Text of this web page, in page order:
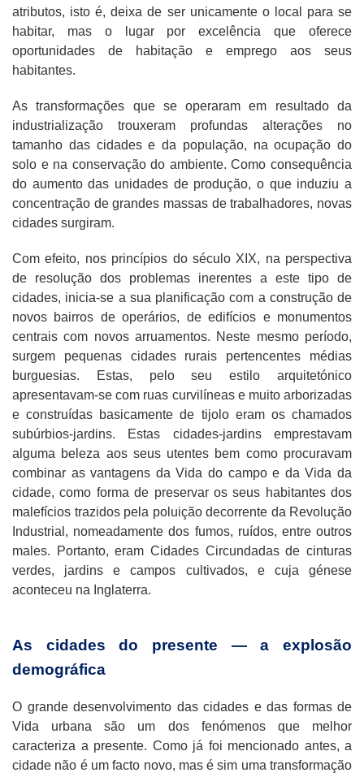
atributos, isto é, deixa de ser unicamente o local para se
habitar, mas o lugar por excelência que oferece
oportunidades de habitação e emprego aos seus
habitantes.
As transformações que se operaram em resultado da
industrialização trouxeram profundas alterações no
tamanho das cidades e da população, na ocupação do
solo e na conservação do ambiente. Como consequência
do aumento das unidades de produção, o que induziu a
concentração de grandes massas de trabalhadores, novas
cidades surgiram.
Com efeito, nos princípios do século XIX, na perspectiva
de resolução dos problemas inerentes a este tipo de
cidades, inicia-se a sua planificação com a construção de
novos bairros de operários, de edifícios e monumentos
centrais com novos arruamentos. Neste mesmo período,
surgem pequenas cidades rurais pertencentes médias
burguesias. Estas, pelo seu estilo arquitetónico
apresentavam-se com ruas curvilíneas e muito arborizadas
e construídas basicamente de tijolo eram os chamados
subúrbios-jardins. Estas cidades-jardins emprestavam
alguma beleza aos seus utentes bem como procuravam
combinar as vantagens da Vida do campo e da Vida da
cidade, como forma de preservar os seus habitantes dos
malefícios trazidos pela poluição decorrente da Revolução
Industrial, nomeadamente dos fumos, ruídos, entre outros
males. Portanto, eram Cidades Circundadas de cinturas
verdes, jardins e campos cultivados, e cuja génese
aconteceu na Inglaterra.
As cidades do presente — a explosão
demográfica
O grande desenvolvimento das cidades e das formas de
Vida urbana são um dos fenómenos que melhor
caracteriza a presente. Como já foi mencionado antes, a
cidade não é um facto novo, mas é sim uma transformação